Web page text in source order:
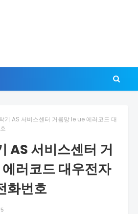
기 AS 서비스센터 거름망 le ue 에러코드 대
AS 서비스센터 거
러코드 대우전자
화번호